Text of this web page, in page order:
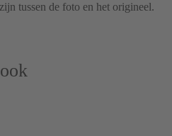
tussen de foto en het origineel.